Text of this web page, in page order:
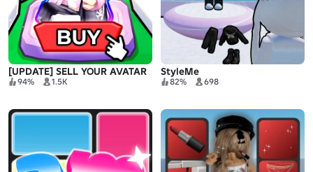
[UPDATE] SELL YOUR AVATAR
94% 1.5K
StyleMe
82% 698